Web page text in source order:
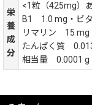
栄
養
成
分
<1粒（425mg）
B1 1.0 mg・ビ
リマリン 15 mg
たんぱく質
相当量 0.0001 g